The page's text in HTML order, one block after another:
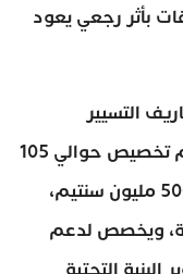
بأثر رجعي يعود
التسيير
والمعدات والنفقات المختلفة، حيث تم تخصيص حوالي 105
ملايين درهم، ما يعادل 10 مليارات و500 مليون سنتيم،
من الميزانية، ويخصص لدعم
التحتية